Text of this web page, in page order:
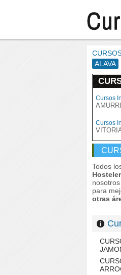
ALAVA
Cursos
Cursos
Todos
para
otras